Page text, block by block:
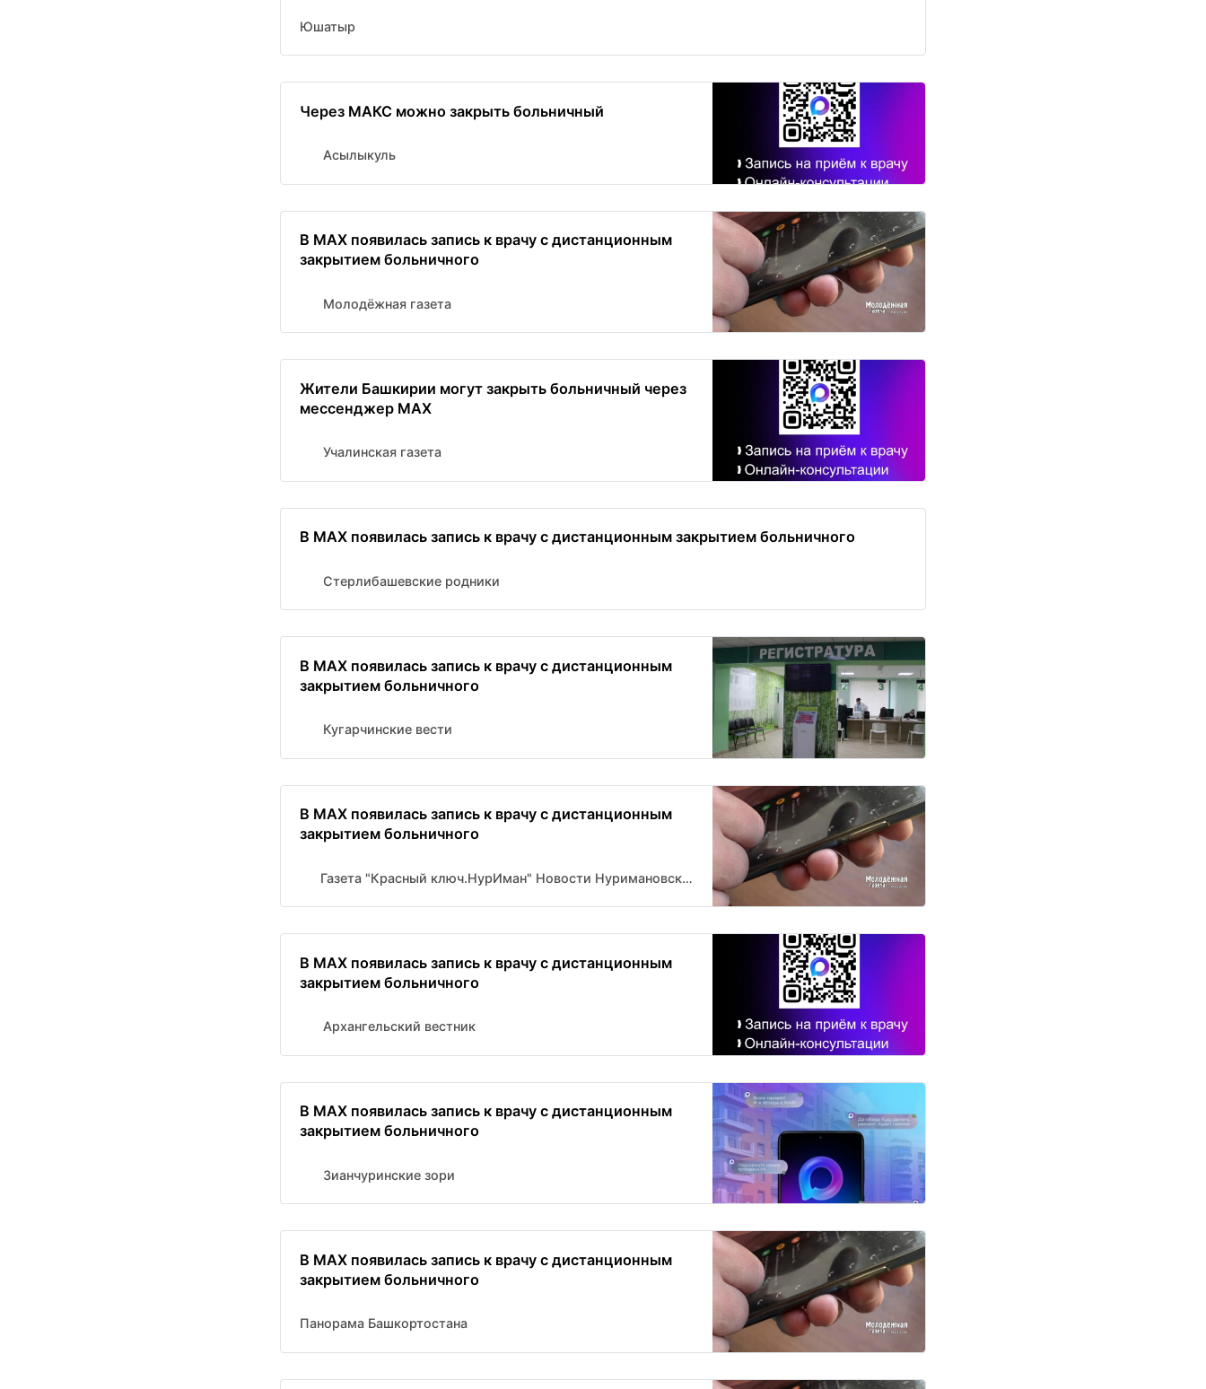
Юшатыр
Через МАКС можно закрыть больничный
Асылыкуль
В MAX появилась запись к врачу с дистанционным
закрытием больничного
Молодёжная газета
Жители Башкирии могут закрыть больничный через
мессенджер МАХ
Учалинская газета
В MAX появилась запись к врачу с дистанционным закрытием больничного
Стерлибашевские родники
В MAX появилась запись к врачу с дистанционным
закрытием больничного
Кугарчинские вести
В MAX появилась запись к врачу с дистанционным
закрытием больничного
Газета "Красный ключ.НурИман" Новости Нуримановского района
В MAX появилась запись к врачу с дистанционным
закрытием больничного
Архангельский вестник
В MAX появилась запись к врачу с дистанционным
закрытием больничного
Зианчуринские зори
В MAX появилась запись к врачу с дистанционным
закрытием больничного
Панорама Башкортостана